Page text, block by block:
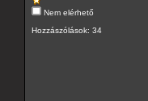
Nem elérhető
Hozzászólások: 34